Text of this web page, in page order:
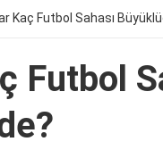
Kaç Futbol Sahası
Futbol